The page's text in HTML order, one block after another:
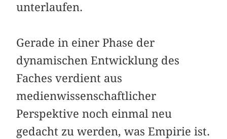
unterlaufen.
Gerade in einer Phase der
dynamischen Entwicklung des
Faches verdient aus
medienwissenschaftlicher
Perspektive noch einmal neu
gedacht zu werden, was Empirie ist.